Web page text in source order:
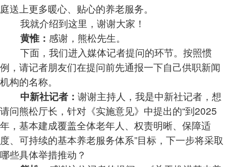
庭送上更多暖心、贴心的养老服务。
我就介绍到这里，谢谢大家！
黄惟： 感谢，熊松先生。
下面，我们进入媒体记者提问的环节。按照惯
例，请记者朋友们在提问前先通报一下自己供职新闻
机构的名称。
中新社记者： 谢谢主持人，我是中新社记者，想
请问熊松厅长，针对《实施意见》中提出的“到2025
年，基本建成覆盖全体老年人、权责明晰、保障适
度、可持续的基本养老服务体系”目标，下一步将采取
哪些具体举措推动？